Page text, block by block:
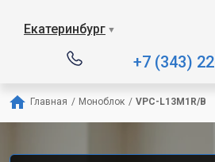
Екатеринбург ▼
+7 (343)
Главная / Моноблок / VPC-L13M1R/B